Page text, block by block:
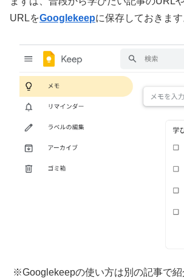
URLをGooglekeepに保存しておきます
※Googlekeepの使い方は別の記事で紹